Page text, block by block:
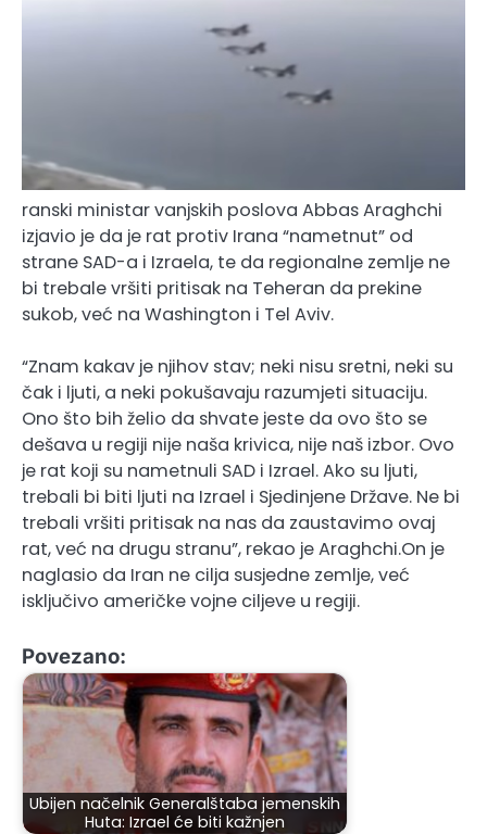
ranski ministar vanjskih poslova Abbas Araghchi
izjavio je da je rat protiv Irana “nametnut” od
strane SAD-a i Izraela, te da regionalne zemlje ne
bi trebale vršiti pritisak na Teheran da prekine
sukob, već na Washington i Tel Aviv.
“Znam kakav je njihov stav; neki nisu sretni, neki su
čak i ljuti, a neki pokušavaju razumjeti situaciju.
Ono što bih želio da shvate jeste da ovo što se
dešava u regiji nije naša krivica, nije naš izbor. Ovo
je rat koji su nametnuli SAD i Izrael. Ako su ljuti,
trebali bi biti ljuti na Izrael i Sjedinjene Države. Ne bi
trebali vršiti pritisak na nas da zaustavimo ovaj
rat, već na drugu stranu”, rekao je Araghchi.On je
naglasio da Iran ne cilja susjedne zemlje, već
isključivo američke vojne ciljeve u regiji.
Povezano:
Ubijen načelnik Generalštaba jemenskih
Huta: Izrael će biti kažnjen